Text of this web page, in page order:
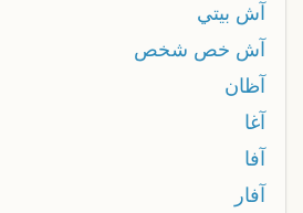
آش بيتي
آش خص شخص
آظان
آغا
آفا
آفار